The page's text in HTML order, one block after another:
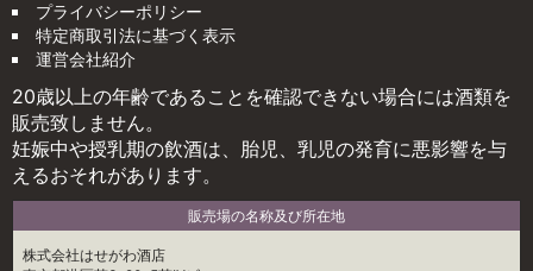
プライバシーポリシー
特定商取引法に基づく表示
運営会社紹介
20歳以上の年齢であることを確認できない場合には酒類を
販売致しません。
妊娠中や授乳期の飲酒は、胎児、乳児の発育に悪影響を与
えるおそれがあります。
販売場の名称及び所在地
株式会社はせがわ酒店